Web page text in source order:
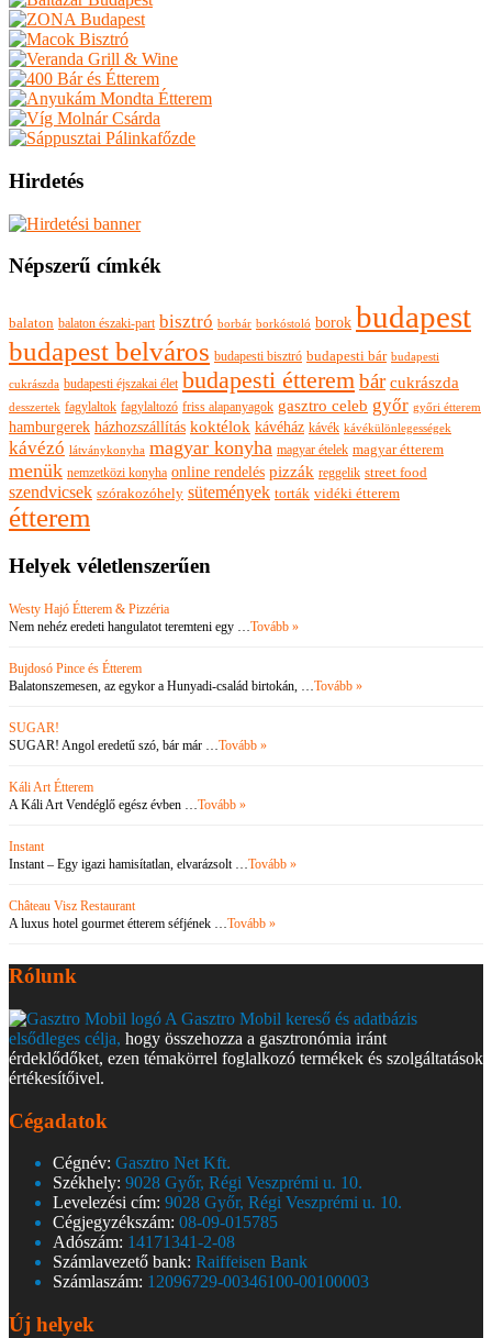
Hirdetés
Népszerű címkék
balaton balaton északi-part bisztró borbár borkóstoló borok budapest
budapest belváros budapesti bisztró budapesti bár budapesti
cukrászda budapesti éjszakai élet budapesti étterembár cukrászda
desszertek fagylaltok fagylaltozó friss alapanyagok gasztro celeb győr győri étterem
hamburgerek házhozszállítás koktélok kávéház kávék kávékülönlegességek
kávézó látványkonyha magyar konyha magyar ételek magyar étterem
menük nemzetközi konyha online rendelés pizzák reggelik street food
szendvicsek szórakozóhely sütemények torták vidéki étterem
étterem
Helyek véletlenszerűen
Westy Hajó Étterem & Pizzéria
Nem nehéz eredeti hangulatot teremteni egy … Tovább »
Bujdosó Pince és Étterem
Balatonszemesen, az egykor a Hunyadi-család birtokán, … Tovább »
SUGAR!
SUGAR! Angol eredetű szó, bár már … Tovább »
Káli Art Étterem
A Káli Art Vendéglő egész évben … Tovább »
Instant
Instant – Egy igazi hamisítatlan, elvarázsolt … Tovább »
Château Visz Restaurant
A luxus hotel gourmet étterem séfjének … Tovább »
Rólunk
A Gasztro Mobil kereső és adatbázis
elsődleges célja, hogy összehozza a gasztronómia iránt
érdeklődőket, ezen témakörrel foglalkozó termékek és szolgáltatások
értékesítőivel.
Cégadatok
Cégnév: Gasztro Net Kft.
Székhely: 9028 Győr, Régi Veszprémi u. 10.
Levelezési cím: 9028 Győr, Régi Veszprémi u. 10.
Cégjegyzékszám: 08-09-015785
Adószám: 14171341-2-08
Számlavezető bank: Raiffeisen Bank
Számlaszám: 12096729-00346100-00100003
Új helyek